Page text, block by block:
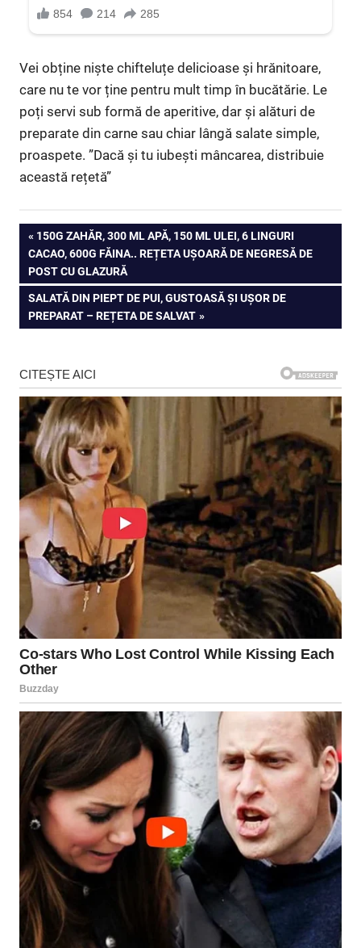
Vei obține niște chifteluțe delicioase și hrănitoare,
care nu te vor ține pentru mult timp în bucătărie. Le
poți servi sub formă de aperitive, dar și alături de
preparate din carne sau chiar lângă salate simple,
proaspete. ”Dacă și tu iubești mâncarea, distribuie
această rețetă”
Navigare
în
articole
PREVIOUS
POST:
150G ZAHĂR, 300 ML APĂ, 150 ML ULEI, 6 LINGURI
CACAO, 600G FĂINA.. REȚETA UȘOARĂ DE NEGRESĂ DE
POST CU GLAZURĂ
NEXT
POST:
SALATĂ DIN PIEPT DE PUI, GUSTOASĂ ȘI UȘOR DE
PREPARAT – REȚETA DE SALVAT